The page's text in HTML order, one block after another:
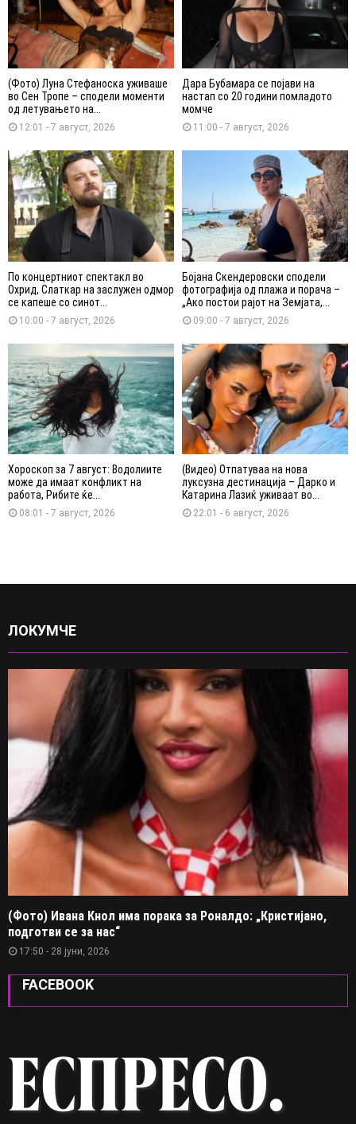
(Фото) Луна Стефаноска уживаше
во Сен Тропе – сподели моменти
од летувањето на...
12:01 - 7 август, 2026
Дара Бубамара се појави на
настап со 20 години помладото
момче
11:00 - 7 август, 2026
По концертниот спектакл во
Охрид, Слаткар на заслужен одмор
се капеше со синот...
10:00 - 7 август, 2026
Бојана Скендеровски сподели
фотографија од плажа и порача –
„Ако постои рајот на Земјата,...
09:00 - 7 август, 2026
Хороскоп за 7 август: Водолиите
може да имаат конфликт на
работа, Рибите ќе...
08:01 - 7 август, 2026
(Видео) Отпатуваа на нова
луксузна дестинација – Дарко и
Катарина Лазиќ уживаат во...
22:01 - 6 август, 2026
ЛОКУМЧЕ
(Фото) Ивана Кнол има порака за Роналдо: „Кристијано,
подготви се за нас“
17:50 - 28 јуни, 2026
FACEBOOK